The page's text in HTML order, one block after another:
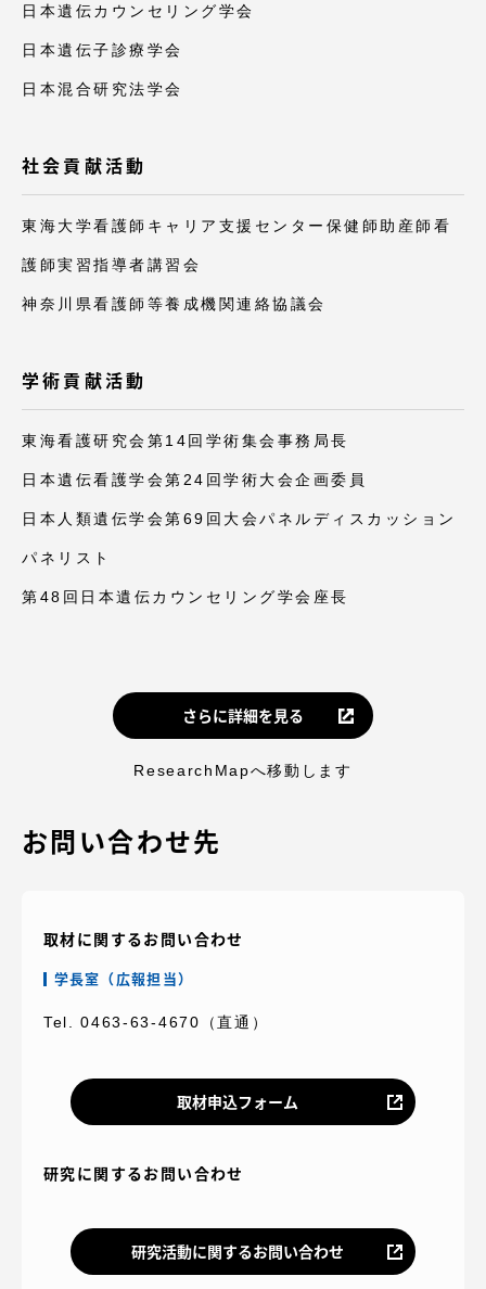
日本遺伝カウンセリング学会
日本遺伝子診療学会
日本混合研究法学会
社会貢献活動
東海大学看護師キャリア支援センター保健師助産師看
護師実習指導者講習会
神奈川県看護師等養成機関連絡協議会
学術貢献活動
東海看護研究会第14回学術集会事務局長
日本遺伝看護学会第24回学術大会企画委員
日本人類遺伝学会第69回大会パネルディスカッション
パネリスト
第48回日本遺伝カウンセリング学会座長
さらに詳細を見る
ResearchMapへ移動します
お問い合わせ先
取材に関するお問い合わせ
学長室（広報担当）
Tel. 0463-63-4670（直通）
取材申込フォーム
研究に関するお問い合わせ
研究活動に関するお問い合わせ